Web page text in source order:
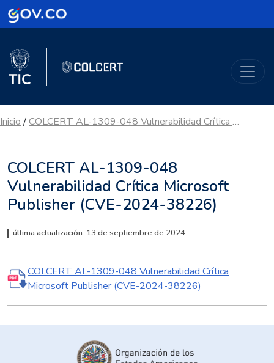
ColCERT
Inicio/ COLCERT AL-1309-048 Vulnerabilidad Crítica Microsoft Publisher (CVE-2024-38226)
COLCERT AL-1309-048
Vulnerabilidad Crítica Microsoft
Publisher (CVE-2024-38226)
última actualización: 13 de septiembre de 2024
COLCERT AL-1309-048 Vulnerabilidad Crítica
Microsoft Publisher (CVE-2024-38226)